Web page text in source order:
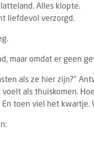
Alles klopte.
liefdevol verzorgd.
maar omdat er geen
als ze hier zijn?"
voelt als thuiskomen.
En toen viel het kwartje.